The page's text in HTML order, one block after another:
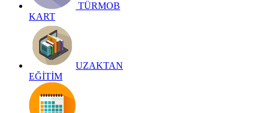
TÜRMOB
KART
UZAKTAN
EĞİTİM